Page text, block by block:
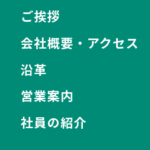
ご挨拶
会社概要・アクセス
沿革
営業案内
社員の紹介